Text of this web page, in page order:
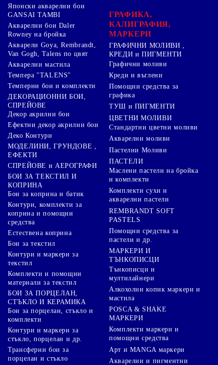
Японски акварелни бои
GANSAI TAMBI
Акварелни бои Daler
Rowney на бройка
Акварели Goya, Rembrandt,
Van Gogh, Talens по цвят
Акварелни мастила
Темпера "TALENS"
Темперни бои и комплекти
ДЕКОРАЦИОННИ БОИ,
СПРЕЙОВЕ
Декор акрилни бои
Ефектни декор акрилни бои
Деко Контури
МОДЕЛИНИ, ГРУНДОВЕ ,
ЕФЕКТИ
СПРЕЙОВЕ и АЕРОГРАФИ
БОИ ЗА ТЕКСТИЛ И
КОПРИНА
Бои за коприна и батик
Контури, комплекти за
коприна и помощни
средства
Естествена коприна
Бои за текстил
Контури и маркери за
текстил
Комплекти и помощни
материали за текстил
БОИ ЗА ПОРЦЕЛАН,
СТЪКЛО И КЕРАМИКА
Бои за порцелан, стъкло и
комплекти
Контури и маркери за
стъкло, порцелан и др.
Трансферни бои за
порцелан и стъкло
ГРАФИКА,
КАЛИГРАФИЯ,
МАРКЕРИ
ГРАФИЧНИ МОЛИВИ ,
КРЕДИ и ПИГМЕНТИ
Графични моливи
Креди и въглени
Помощни средства за
графика
ТУШ и ПИГМЕНТИ
ЦВЕТНИ МОЛИВИ
Стандартни цветни моливи
Акварелни моливи
Пастелни Моливи
ПАСТЕЛИ
Маслени пастели на бройка
и комплекти
Комплекти сухи и
акварелни пастели
REMBRANDT SOFT
PASTELS
Помощни средства за
пастели и др.
МАРКЕРИ И
ТЪНКОПИСЦИ
Тънкописци и
мултилайнери
Алкохолни копик маркери и
мастила
POSCA & SHAKE
МАРКЕРИ
Комплекти маркери и
помощни средства
Арт и MANGA маркери
Акварелни и пигментни